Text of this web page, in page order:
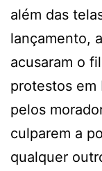
além das
lançamento,
acusaram o
protestos em
pelos
culparem a
qualquer